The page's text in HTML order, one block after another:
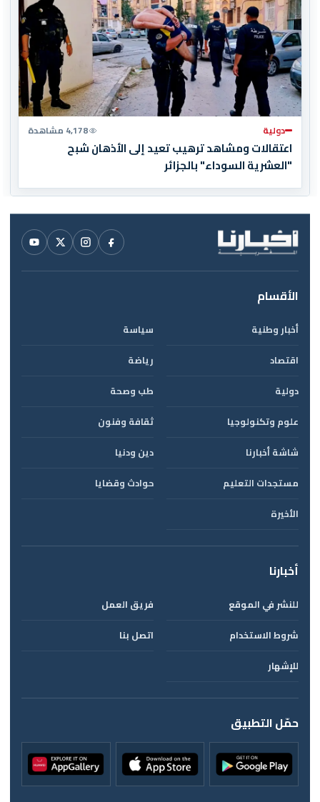
دولية 4,178 مشاهدة
اعتقالات ومشاهد ترهيب تعيد إلى الأذهان شبح
"العشرية السوداء" بالجزائر
الأقسام
أخبار وطنية
سياسة
اقتصاد
رياضة
دولية
طب وصحة
علوم وتكنولوجيا
ثقافة وفنون
شاشة أخبارنا
دين ودنيا
مستجدات التعليم
حوادث وقضايا
الأخيرة
أخبارنا
للنشر في الموقع
فريق العمل
شروط الاستخدام
اتصل بنا
للإشهار
حمّل التطبيق